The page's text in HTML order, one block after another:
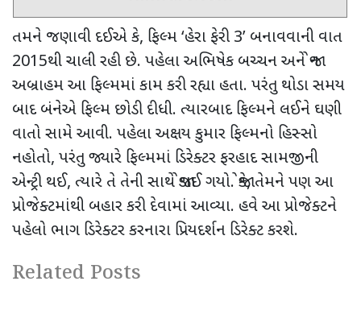
તમને જણાવી દઈએ કે, ફિલ્મ‘હેરા ફેરી 3’ બનાવવાની વાત
2015થી ચાલી રહી છે. પહેલા અભિષેક બચ્ચન અને જોન
અબ્રાહમ આ ફિલ્મમાં કામ કરી રહ્યા હતા. પરંતુ થોડા સમય
બાદ બંનેએ ફિલ્મ છોડી દીધી. ત્યારબાદ ફિલ્મને લઈને ઘણી
વાતો સામે આવી. પહેલા અક્ષય કુમાર ફિલ્મનો હિસ્સો
નહોતો, પરંતુ જ્યારે ફિલ્મમાં ડિરેક્ટર ફરહાદ સામજીની
એન્ટ્રી થઈ, ત્યારે તે તેની સાથે જોડાઈ ગયો. જોકે,તેમને પણ આ
પ્રોજેક્ટમાંથી બહાર કરી દેવામાં આવ્યા. હવે આ પ્રોજેક્ટને
પહેલો ભાગ ડિરેક્ટર કરનારા પ્રિયદર્શન ડિરેક્ટ કરશે.
Related Posts